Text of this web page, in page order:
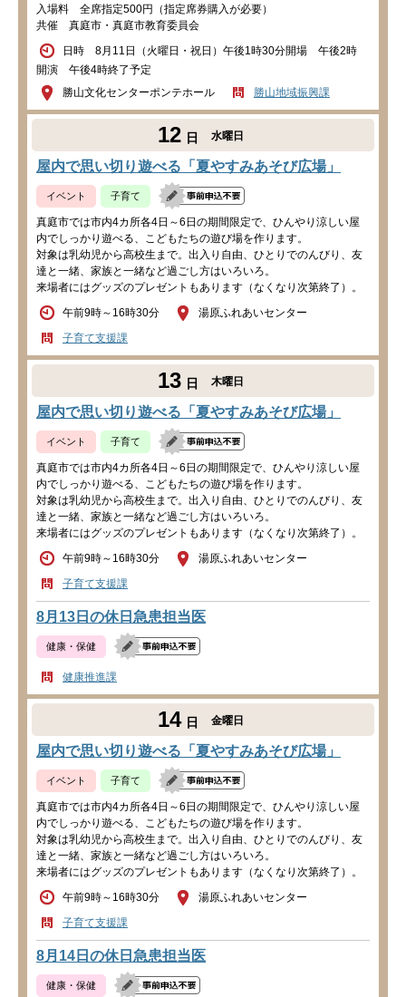
入場料 全席指定500円（指定席券購入が必要）
共催 真庭市・真庭市教育委員会
日時 8月11日（火曜日・祝日）午後1時30分開場 午後2時
開演 午後4時終了予定
勝山文化センターポンテホール
勝山地域振興課
12 日 水曜日
屋内で思い切り遊べる「夏やすみあそび広場」
イベント 子育て
真庭市では市内4カ所各4日～6日の期間限定で、ひんやり涼しい屋
内でしっかり遊べる、こどもたちの遊び場を作ります。
対象は乳幼児から高校生まで。出入り自由、ひとりでのんびり、友
達と一緒、家族と一緒など過ごし方はいろいろ。
来場者にはグッズのプレゼントもあります（なくなり次第終了）。
午前9時～16時30分
湯原ふれあいセンター
子育て支援課
13 日 木曜日
屋内で思い切り遊べる「夏やすみあそび広場」
イベント 子育て
真庭市では市内4カ所各4日～6日の期間限定で、ひんやり涼しい屋
内でしっかり遊べる、こどもたちの遊び場を作ります。
対象は乳幼児から高校生まで。出入り自由、ひとりでのんびり、友
達と一緒、家族と一緒など過ごし方はいろいろ。
来場者にはグッズのプレゼントもあります（なくなり次第終了）。
午前9時～16時30分
湯原ふれあいセンター
子育て支援課
8月13日の休日急患担当医
健康・保健
健康推進課
14 日 金曜日
屋内で思い切り遊べる「夏やすみあそび広場」
イベント 子育て
真庭市では市内4カ所各4日～6日の期間限定で、ひんやり涼しい屋
内でしっかり遊べる、こどもたちの遊び場を作ります。
対象は乳幼児から高校生まで。出入り自由、ひとりでのんびり、友
達と一緒、家族と一緒など過ごし方はいろいろ。
来場者にはグッズのプレゼントもあります（なくなり次第終了）。
午前9時～16時30分
湯原ふれあいセンター
子育て支援課
8月14日の休日急患担当医
健康・保健